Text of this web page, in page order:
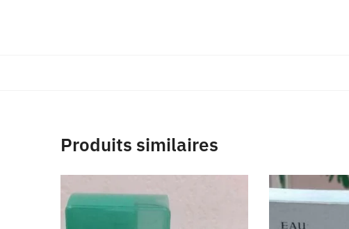
Produits similaires